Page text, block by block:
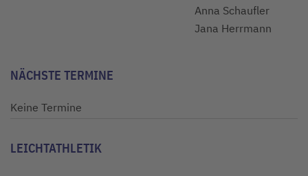
Anna Schaufler
Jana Herrmann
NÄCHSTE TERMINE
Keine Termine
LEICHTATHLETIK